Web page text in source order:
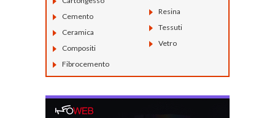
Cemento
Ceramica
Compositi
Fibrocemento
Resina
Tessuti
Vetro